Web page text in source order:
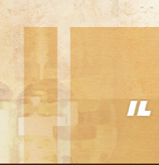
いイタリアン
のブログ
イタリアン「イル